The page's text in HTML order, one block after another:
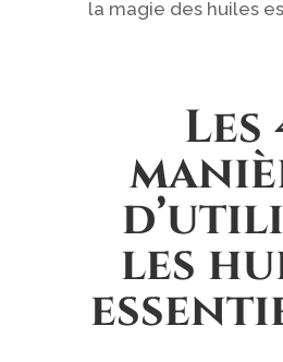
la magie des huiles
Les
les